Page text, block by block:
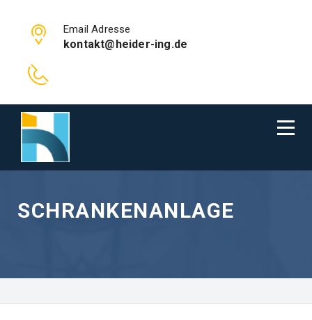
Email Adresse
kontakt@heider-ing.de
SCHRANKENANLAGE